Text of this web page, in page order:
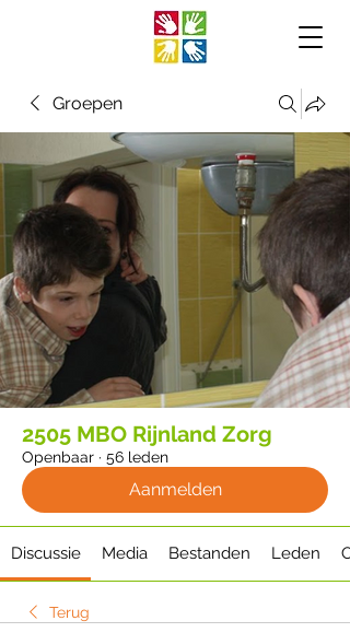
Groepen
2505 MBO Rijnland Zorg
Openbaar · 56 leden
Aanmelden
Discussie Media Bestanden Leden
Terug